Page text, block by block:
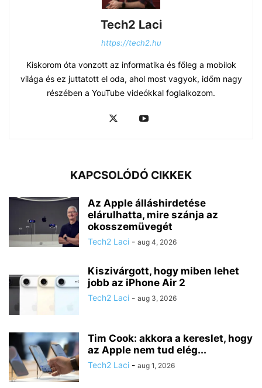
Tech2 Laci
https://tech2.hu
Kiskorom óta vonzott az informatika és főleg a mobilok
világa és ez juttatott el oda, ahol most vagyok, időm nagy
részében a YouTube videókkal foglalkozom.
KAPCSOLÓDÓ CIKKEK
Az Apple álláshirdetése
elárulhatta, mire szánja az
okosszemüvegét
Tech2 Laci - aug 4, 2026
Kiszivárgott, hogy miben lehet
jobb az iPhone Air 2
Tech2 Laci - aug 3, 2026
Tim Cook: akkora a kereslet, hogy
az Apple nem tud elég...
Tech2 Laci - aug 1, 2026